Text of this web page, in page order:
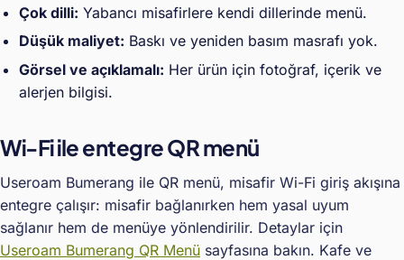
Çok dilli: Yabancı misafirlere kendi dillerinde menü.
Düşük maliyet: Baskı ve yeniden basım masrafı yok.
Görsel ve açıklamalı: Her ürün için fotoğraf, içerik ve
alerjen bilgisi.
Wi-Fi ile entegre QR menü
Useroam Bumerang ile QR menü, misafir Wi-Fi giriş akışına
entegre çalışır: misafir bağlanırken hem yasal uyum
sağlanır hem de menüye yönlendirilir. Detaylar için
Useroam Bumerang QR Menü sayfasına bakın. Kafe ve